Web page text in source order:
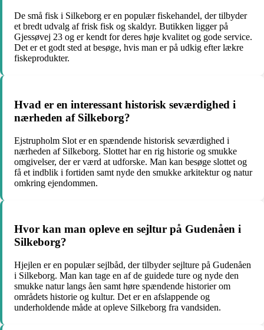
De små fisk i Silkeborg er en populær fiskehandel, der tilbyder
et bredt udvalg af frisk fisk og skaldyr. Butikken ligger på
Gjessøvej 23 og er kendt for deres høje kvalitet og gode service.
Det er et godt sted at besøge, hvis man er på udkig efter lækre
fiskeprodukter.
Hvad er en interessant historisk seværdighed i
nærheden af Silkeborg?
Ejstrupholm Slot er en spændende historisk seværdighed i
nærheden af Silkeborg. Slottet har en rig historie og smukke
omgivelser, der er værd at udforske. Man kan besøge slottet og
få et indblik i fortiden samt nyde den smukke arkitektur og natur
omkring ejendommen.
Hvor kan man opleve en sejltur på Gudenåen i
Silkeborg?
Hjejlen er en populær sejlbåd, der tilbyder sejlture på Gudenåen
i Silkeborg. Man kan tage en af de guidede ture og nyde den
smukke natur langs åen samt høre spændende historier om
områdets historie og kultur. Det er en afslappende og
underholdende måde at opleve Silkeborg fra vandsiden.